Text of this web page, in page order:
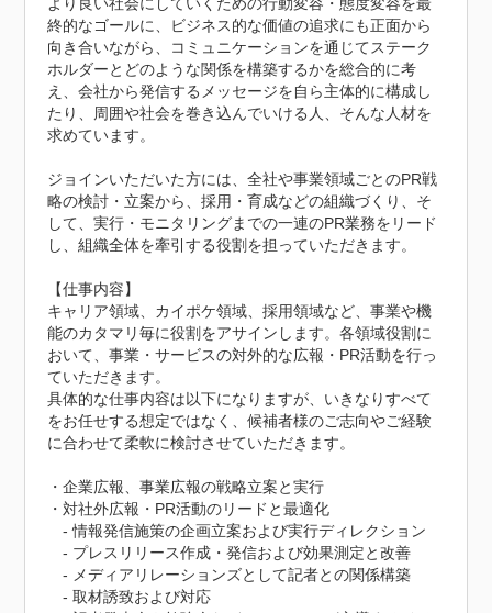
終的なゴールに、ビジネス的な価値の追求にも正面から
向き合いながら、コミュニケーションを通じてステーク
ホルダーとどのような関係を構築するかを総合的に考
え、会社から発信するメッセージを自ら主体的に構成し
たり、周囲や社会を巻き込んでいける人、そんな人材を
求めています。
ジョインいただいた方には、全社や事業領域ごとのPR戦
略の検討・立案から、採用・育成などの組織づくり、そ
して、実行・モニタリングまでの一連のPR業務をリード
し、組織全体を牽引する役割を担っていただきます。
【仕事内容】
キャリア領域、カイポケ領域、採用領域など、事業や機
能のカタマリ毎に役割をアサインします。各領域役割に
おいて、事業・サービスの対外的な広報・PR活動を行っ
ていただきます。
具体的な仕事内容は以下になりますが、いきなりすべて
をお任せする想定ではなく、候補者様のご志向やご経験
に合わせて柔軟に検討させていただきます。
・企業広報、事業広報の戦略立案と実行
・対社外広報・PR活動のリードと最適化
- 情報発信施策の企画立案および実行ディレクション
- プレスリリース作成・発信および効果測定と改善
- メディアリレーションズとして記者との関係構築
- 取材誘致および対応